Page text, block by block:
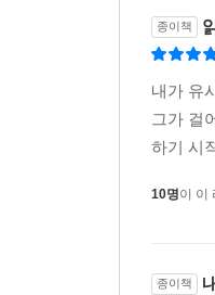
종이책
내가 유
그가 걸
하기 시
10명이 이
종이책